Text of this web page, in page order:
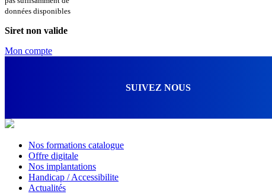
données disponibles
Siret non valide
Mon compte
SUIVEZ NOUS
Nos formations catalogue
Offre digitale
Nos implantations
Handicap / Accessibilite
Actualités